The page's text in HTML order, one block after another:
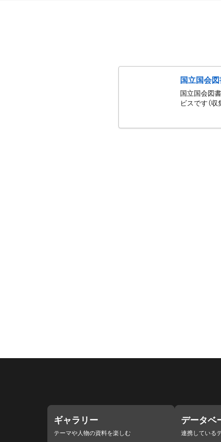
国立国会
国立国会図
ビスです（
ギャラリー
テーマや人物の資料を楽しむ
データベ
連携している